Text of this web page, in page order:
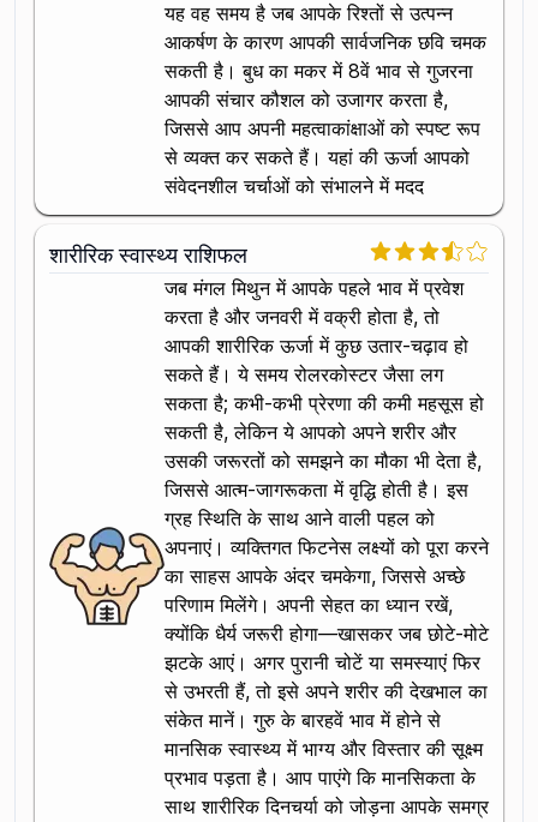
यह वह समय है जब आपके रिश्तों से उत्पन्न
आकर्षण के कारण आपकी सार्वजनिक छवि चमक
सकती है। बुध का मकर में 8वें भाव से गुजरना
आपकी संचार कौशल को उजागर करता है,
जिससे आप अपनी महत्वाकांक्षाओं को स्पष्ट रूप
से व्यक्त कर सकते हैं। यहां की ऊर्जा आपको
संवेदनशील चर्चाओं को संभालने में मदद
शारीरिक स्वास्थ्य राशिफल
जब मंगल मिथुन में आपके पहले भाव में प्रवेश
करता है और जनवरी में वक्री होता है, तो
आपकी शारीरिक ऊर्जा में कुछ उतार-चढ़ाव हो
सकते हैं। ये समय रोलरकोस्टर जैसा लग
सकता है; कभी-कभी प्रेरणा की कमी महसूस हो
सकती है, लेकिन ये आपको अपने शरीर और
उसकी जरूरतों को समझने का मौका भी देता है,
जिससे आत्म-जागरूकता में वृद्धि होती है। इस
ग्रह स्थिति के साथ आने वाली पहल को
अपनाएं। व्यक्तिगत फिटनेस लक्ष्यों को पूरा करने
का साहस आपके अंदर चमकेगा, जिससे अच्छे
परिणाम मिलेंगे। अपनी सेहत का ध्यान रखें,
क्योंकि धैर्य जरूरी होगा—खासकर जब छोटे-मोटे
झटके आएं। अगर पुरानी चोटें या समस्याएं फिर
से उभरती हैं, तो इसे अपने शरीर की देखभाल का
संकेत मानें। गुरु के बारहवें भाव में होने से
मानसिक स्वास्थ्य में भाग्य और विस्तार की सूक्ष्म
प्रभाव पड़ता है। आप पाएंगे कि मानसिकता के
साथ शारीरिक दिनचर्या को जोड़ना आपके समग्र